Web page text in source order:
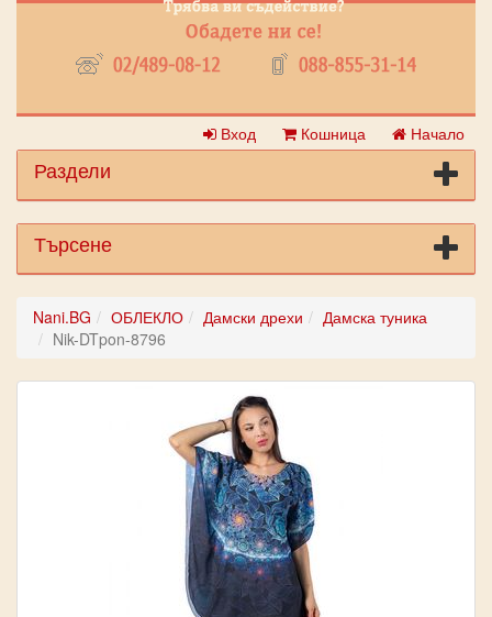
Вход Кошница Начало
Раздели
Търсене
Nani.BG ОБЛЕКЛО Дамски дрехи
Дамска туника
Nik-DTpon-8796